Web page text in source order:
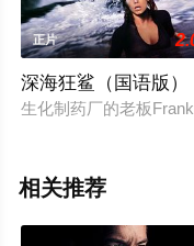
正片
深海狂鲨（国语版）
生化制药厂的老板
相关推荐